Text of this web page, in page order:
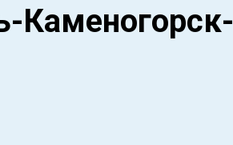
Каменогорск-